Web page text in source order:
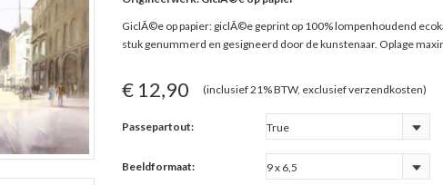
GiclÃ©e op papier: giclÃ©e geprint op 100% lompenhoudend
stuk genummerd en gesigneerd door de kunstenaar. Oplage
€ 12,90 (inclusief 21% BTW, exclusief verzendkosten)
Passepartout:
Beeldformaat: